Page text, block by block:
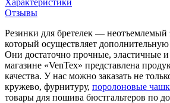
Отзывы
Резинки для бретелек — неотъемлемый
который осуществляет
Они достаточно прочные, эластичные
магазине «VenTex» представлена
качества. У нас можно заказать не
кружево, фурнитуру, поролоновые
товары для пошива бюстгальтеров по